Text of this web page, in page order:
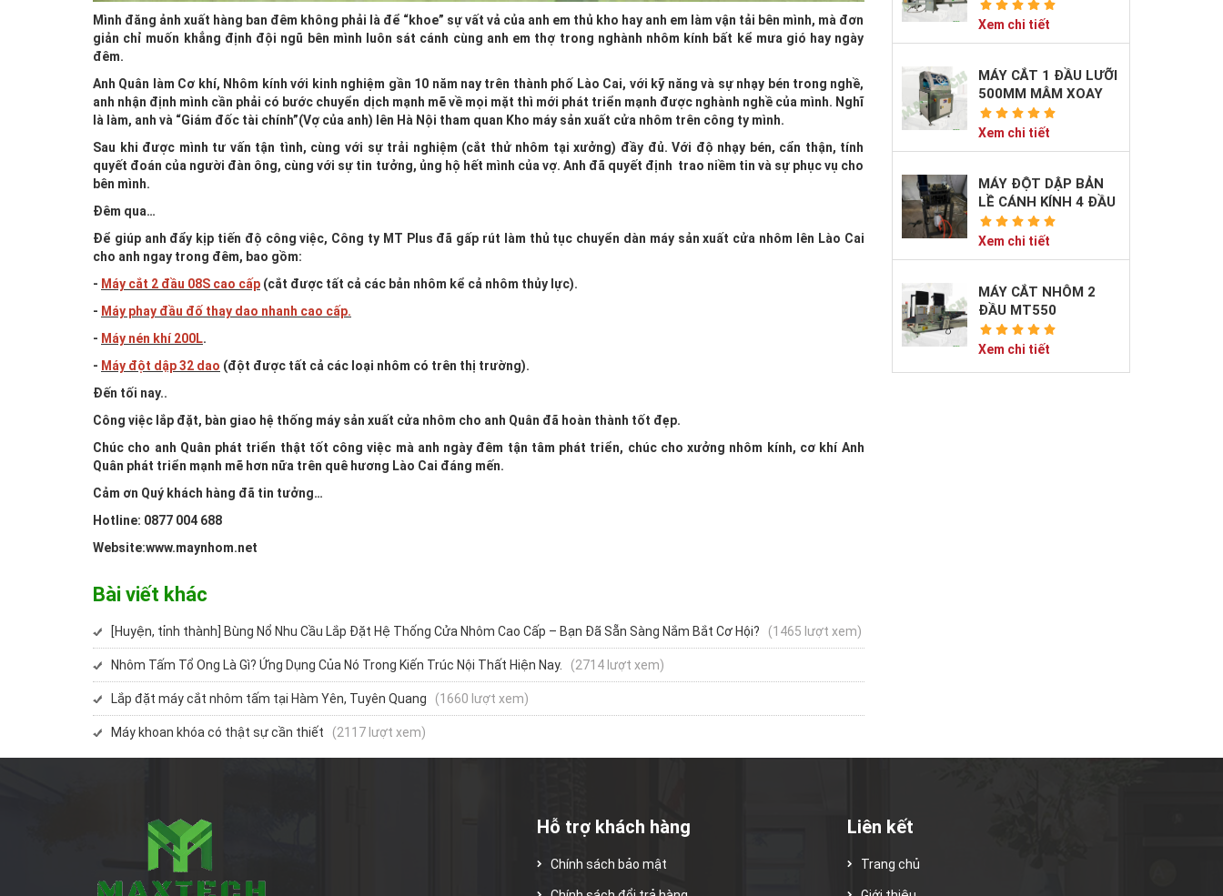
Mình đăng ảnh xuất hàng ban đêm không phải là để “khoe” sự vất vả của anh em thủ kho hay anh em làm vận tải bên mình, mà đơn
giản chỉ muốn khẳng định đội ngũ bên mình luôn sát cánh cùng anh em thợ trong nghành nhôm kính bất kể mưa gió hay ngày
đêm.
Anh Quân làm Cơ khí, Nhôm kính với kinh nghiệm gần 10 năm nay trên thành phố Lào Cai, với kỹ năng và sự nhạy bén trong nghề,
anh nhận định mình cần phải có bước chuyển dịch mạnh mẽ về mọi mặt thì mới phát triển mạnh được nghành nghề của mình. Nghĩ
là làm, anh và “Giám đốc tài chính”(Vợ của anh) lên Hà Nội tham quan Kho máy sản xuất cửa nhôm trên công ty mình.
Sau khi được mình tư vấn tận tình, cùng với sự trải nghiệm (cắt thử nhôm tại xưởng) đầy đủ. Với độ nhạy bén, cẩn thận, tính
quyết đoán của người đàn ông, cùng với sự tin tưởng, ủng hộ hết mình của vợ. Anh đã quyết định trao niềm tin và sự phục vụ cho
bên mình.
Đêm qua…
Để giúp anh đẩy kịp tiến độ công việc, Công ty MT Plus đã gấp rút làm thủ tục chuyển dàn máy sản xuất cửa nhôm lên Lào Cai
cho anh ngay trong đêm, bao gồm:
- Máy cắt 2 đầu 08S cao cấp (cắt được tất cả các bản nhôm kể cả nhôm thủy lực).
- Máy phay đầu đố thay dao nhanh cao cấp.
- Máy nén khí 200L.
- Máy đột dập 32 dao (đột được tất cả các loại nhôm có trên thị trường).
Đến tối nay..
Công việc lắp đặt, bàn giao hệ thống máy sản xuất cửa nhôm cho anh Quân đã hoàn thành tốt đẹp.
Chúc cho anh Quân phát triển thật tốt công việc mà anh ngày đêm tận tâm phát triển, chúc cho xưởng nhôm kính, cơ khí Anh
Quân phát triển mạnh mẽ hơn nữa trên quê hương Lào Cai đáng mến.
Cảm ơn Quý khách hàng đã tin tưởng…
Hotline: 0877 004 688
Website:www.maynhom.net
Bài viết khác
[Huyện, tỉnh thành] Bùng Nổ Nhu Cầu Lắp Đặt Hệ Thống Cửa Nhôm Cao Cấp – Bạn Đã Sẵn Sàng Nắm Bắt Cơ Hội? (1465 lượt xem)
Nhôm Tấm Tổ Ong Là Gì? Ứng Dụng Của Nó Trong Kiến Trúc Nội Thất Hiện Nay. (2714 lượt xem)
Lắp đặt máy cắt nhôm tấm tại Hàm Yên, Tuyên Quang (1660 lượt xem)
Máy khoan khóa có thật sự cần thiết (2117 lượt xem)
Xem chi tiết
MÁY CẮT 1 ĐẦU LƯỠI
500MM MÂM XOAY
Xem chi tiết
MÁY ĐỘT DẬP BẢN
LỀ CÁNH KÍNH 4 ĐẦU
DOA
Xem chi tiết
MÁY CẮT NHÔM 2
ĐẦU MT550
MAXTECH CAO CẤP
Xem chi tiết
Hỗ trợ khách hàng
Chính sách bảo mật
Liên kết
Trang chủ